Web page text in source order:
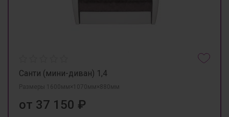
Санти (мини-диван) 1,4
Размеры 1600мм×1070мм×880мм
от 37 150 ₽